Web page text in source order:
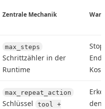
Zentrale Mechanik
max_steps
Schrittzähler in der
Runtime
max_repeat_action
Schlüssel
tool +